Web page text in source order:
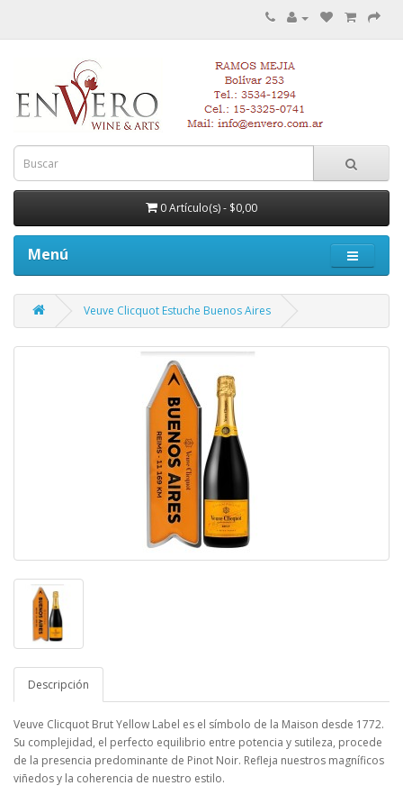
0 Artículo(s) - $0,00
Menú
Veuve Clicquot Estuche Buenos Aires
Descripción
Veuve Clicquot Brut Yellow Label es el símbolo de la Maison desde 1772.
Su complejidad, el perfecto equilibrio entre potencia y sutileza, procede
de la presencia predominante de Pinot Noir. Refleja nuestros magníficos
viñedos y la coherencia de nuestro estilo.